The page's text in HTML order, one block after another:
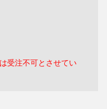
受注不可とさせてい